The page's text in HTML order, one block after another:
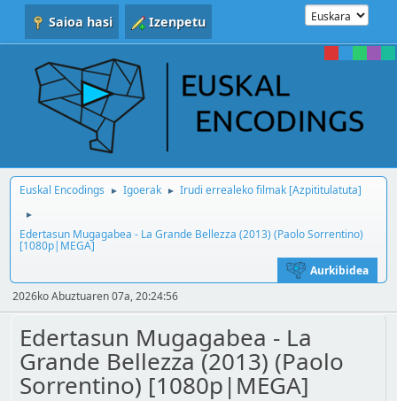
Saioa hasi Izenpetu
Euskal Encodings ► Igoerak ► Irudi errealeko filmak [Azpititulatuta]
►
Edertasun Mugagabea - La Grande Bellezza (2013) (Paolo Sorrentino)
[1080p|MEGA]
Aurkibidea
2026ko Abuztuaren 07a, 20:24:56
Edertasun Mugagabea - La
Grande Bellezza (2013) (Paolo
Sorrentino) [1080p|MEGA]